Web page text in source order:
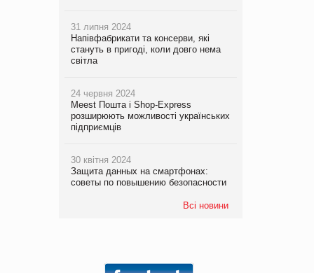
31 липня 2024
Напівфабрикати та консерви, які
стануть в пригоді, коли довго нема
світла
24 червня 2024
Meest Пошта і Shop-Express
розширюють можливості українських
підприємців
30 квітня 2024
Защита данных на смартфонах:
советы по повышению безопасности
Всі новини